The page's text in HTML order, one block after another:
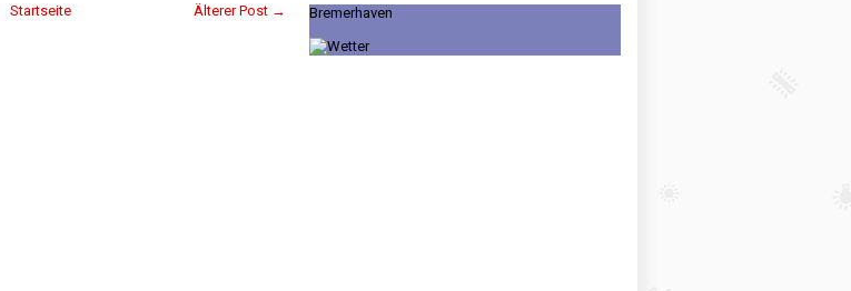
Älterer Post →
Startseite Bremerhaven